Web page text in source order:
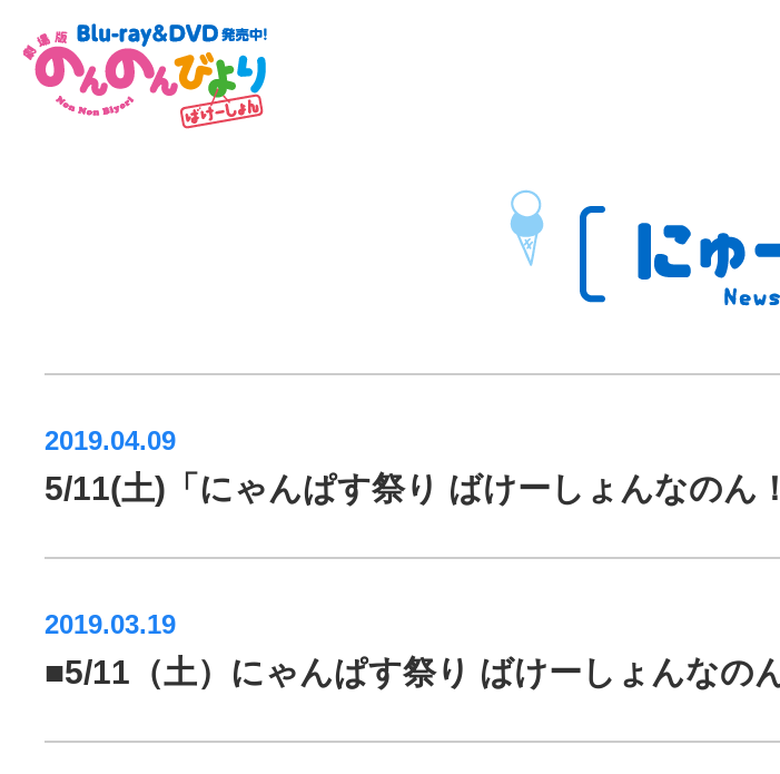
2019.04.09
5/11(土)「にゃんぱす祭り ばけーしょんなのん
2019.03.19
■5/11（土）にゃんぱす祭り ばけーしょんなの